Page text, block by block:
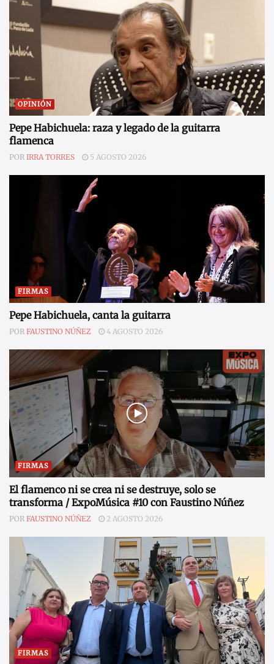
OPINIÓN
Pepe Habichuela: raza y legado de la guitarra
flamenca
POR IRRA TORRES 5 AGOSTO 2026
FIRMAS
Pepe Habichuela, canta la guitarra
POR FAUSTINO NÚÑEZ 4 AGOSTO 2026
FIRMAS
El flamenco ni se crea ni se destruye, solo se
transforma / ExpoMúsica #10 con Faustino Núñez
POR FAUSTINO NÚÑEZ 2 AGOSTO 2026
FIRMAS